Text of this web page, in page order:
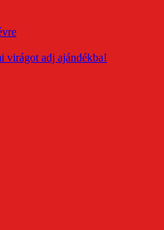
virágot adj ajándékba!